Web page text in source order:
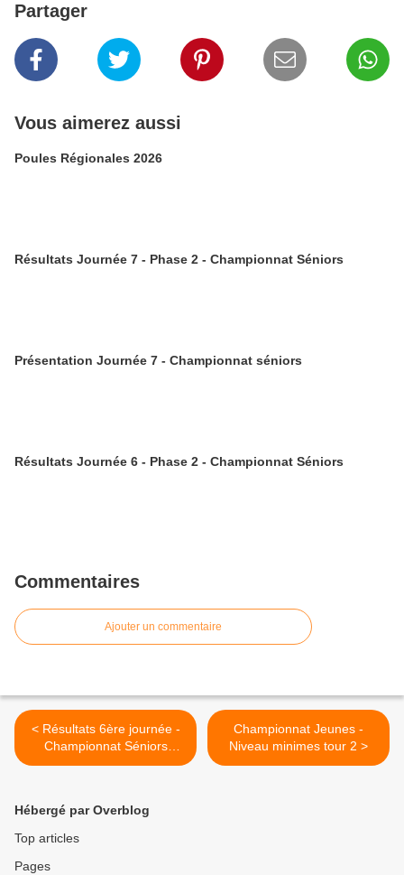
Partager
Vous aimerez aussi
Poules Régionales 2026
Résultats Journée 7 - Phase 2 - Championnat Séniors
Présentation Journée 7 - Championnat séniors
Résultats Journée 6 - Phase 2 - Championnat Séniors
Commentaires
Ajouter un commentaire
< Résultats 6ère journée -
Championnat Séniors
Départemental
Championnat Jeunes -
Niveau minimes tour 2 >
Hébergé par Overblog
Top articles
Pages